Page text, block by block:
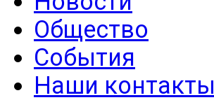
Общество
События
Наши контакты